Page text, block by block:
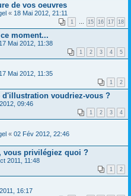
de vos oeuvres
« 18 Mai 2012, 21:11
1 … 15 16 17 18
moment...
17 Mai 2012, 11:38
1 2 3 4 5
17 Mai 2012, 11:35
1 2
d'illustration voudriez-vous ?
09:46
1 2 3 4
« 02 Fév 2012, 22:46
vous privilégiez quoi ?
2011, 11:48
1 2
16:17